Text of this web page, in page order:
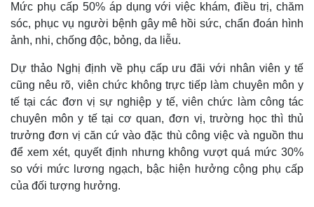
Thế giới
Quan sát
Cuộc sống đó đây
Hồ sơ
Multimedia
Video
E-Magazine
Infographic
Mức phụ cấp 50% áp dụng với việc khám, điều trị, chăm
sóc, phục vụ người bệnh gây mê hồi sức, chẩn đoán hình
ảnh, nhi, chống độc, bỏng, da liễu.
Dự thảo Nghị định về phụ cấp ưu đãi với nhân viên y tế
cũng nêu rõ, viên chức không trực tiếp làm chuyên môn y
tế tại các đơn vị sự nghiệp y tế, viên chức làm công tác
chuyên môn y tế tại cơ quan, đơn vị, trường học thì thủ
trưởng đơn vị căn cứ vào đặc thù công việc và nguồn thu
để xem xét, quyết định nhưng không vượt quá mức 30%
so với mức lương ngạch, bậc hiện hưởng cộng phụ cấp
của đối tượng hưởng.